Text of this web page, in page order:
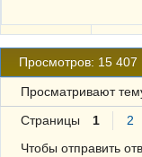
Просмотров: 15 407
Просматривают
Страницы 1 2
Чтобы отправить